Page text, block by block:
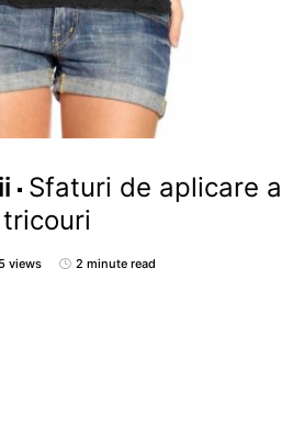
Sfaturi de aplicare a
views 2 minute read